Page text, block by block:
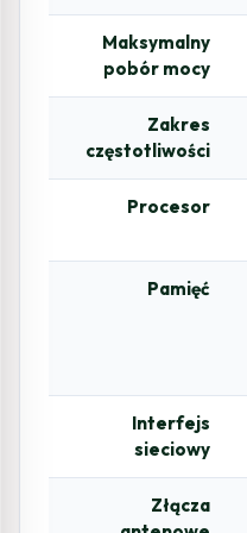
Maksymalny
pobór mocy
Zakres
częstotliwości
Procesor
Pamięć
Interfejs
sieciowy
Złącza